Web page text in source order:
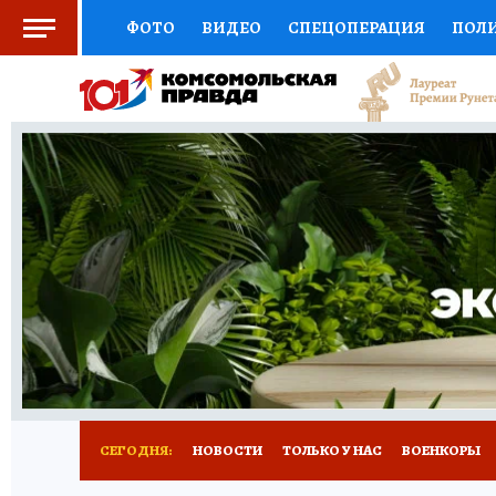
ФОТО ВИДЕО СПЕЦОПЕРАЦИЯ
СОЦПОДДЕРЖКА НАУКА СПОРТ
ВЫБОР ЭКСПЕРТОВ ДОКТОР
КНИЖНАЯ ПОЛКА ПРОГНОЗЫ НА СПОРТ
ПРЕСС-ЦЕНТР НЕДВИЖИМОСТЬ
РАДИО КП РЕКЛАМА ТЕСТЫ НОВОЕ
СЕГОДНЯ: НОВОСТИ ТОЛЬКО У НАС ВОЕНКОРЫ